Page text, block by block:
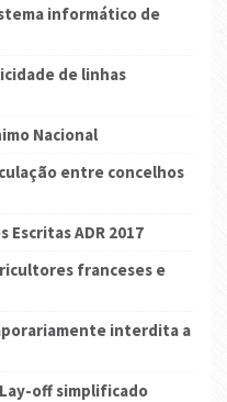
informático de
de linhas
Nacional
entre concelhos
Escritas ADR 2017
franceses e
interdita a
off simplificado